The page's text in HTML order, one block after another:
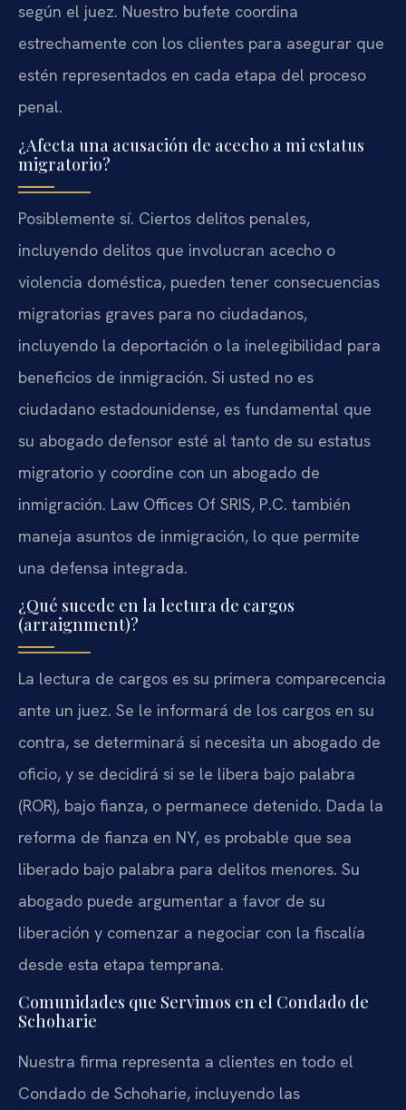
según el juez. Nuestro bufete coordina
estrechamente con los clientes para asegurar que
estén representados en cada etapa del proceso
penal.
¿Afecta una acusación de acecho a mi estatus
migratorio?
Posiblemente sí. Ciertos delitos penales,
incluyendo delitos que involucran acecho o
violencia doméstica, pueden tener consecuencias
migratorias graves para no ciudadanos,
incluyendo la deportación o la inelegibilidad para
beneficios de inmigración. Si usted no es
ciudadano estadounidense, es fundamental que
su abogado defensor esté al tanto de su estatus
migratorio y coordine con un abogado de
inmigración. Law Offices Of SRIS, P.C. también
maneja asuntos de inmigración, lo que permite
una defensa integrada.
¿Qué sucede en la lectura de cargos
(arraignment)?
La lectura de cargos es su primera comparecencia
ante un juez. Se le informará de los cargos en su
contra, se determinará si necesita un abogado de
oficio, y se decidirá si se le libera bajo palabra
(ROR), bajo fianza, o permanece detenido. Dada la
reforma de fianza en NY, es probable que sea
liberado bajo palabra para delitos menores. Su
abogado puede argumentar a favor de su
liberación y comenzar a negociar con la fiscalía
desde esta etapa temprana.
Comunidades que Servimos en el Condado de
Schoharie
Nuestra firma representa a clientes en todo el
Condado de Schoharie, incluyendo las